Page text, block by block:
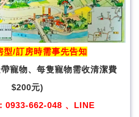
型/訂房時需事先告知
寵物、 每隻寵物需收清潔費
$200元)
0933-662-048 、LINE